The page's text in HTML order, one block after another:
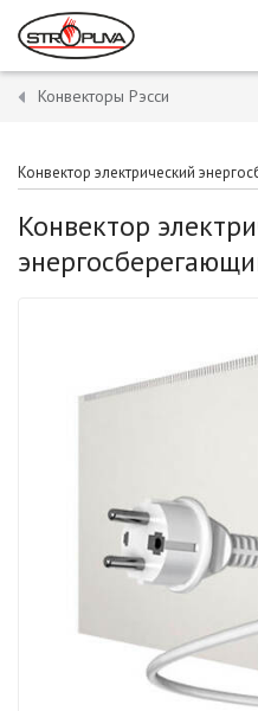
Конвекторы Рэсси
Конвектор электрический
Конвектор